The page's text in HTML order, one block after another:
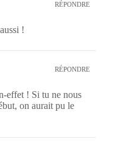
RÉPONDRE
!
RÉPONDRE
effet ! Si tu ne nous
on aurait pu le